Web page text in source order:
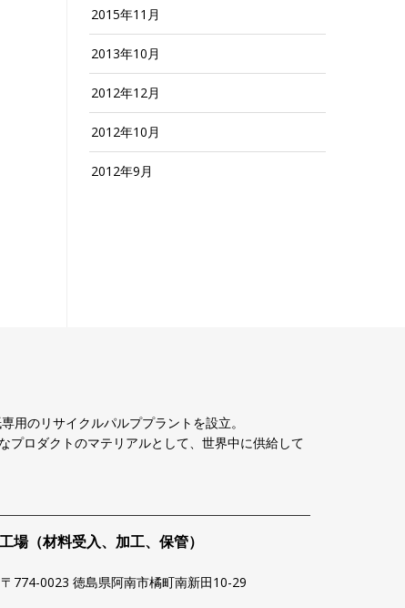
2015年11月
2013年10月
2012年12月
2012年10月
2012年9月
用のリサイクルパルププラントを設立。
プロダクトのマテリアルとして、世界中に供給して
場（材料受入、加工、保管）
〒774-0023 徳島県阿南市橘町南新田10-29